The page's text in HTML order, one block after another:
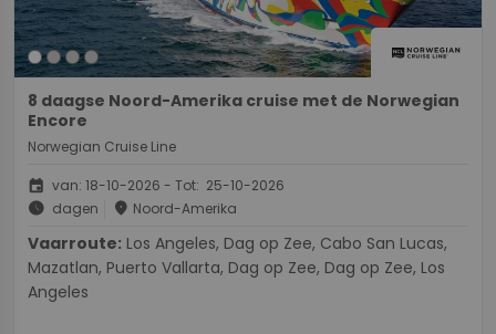
8 daagse Noord-Amerika cruise met de Norwegian
Encore
Norwegian Cruise Line
event van: 18-10-2026 - Tot: 25-10-2026
schedule dagen place Noord-Amerika
Vaarroute:
Mazatlan, Puerto Vallarta, Dag op Zee, Dag op Zee, Los
Angeles